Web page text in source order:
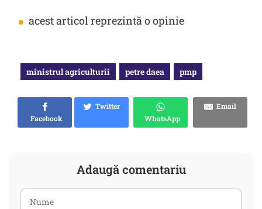
• acest articol reprezintă o opinie
ministrul agriculturii petre daea pmp
Facebook
Twitter
WhatsApp
Email
Adaugă comentariu